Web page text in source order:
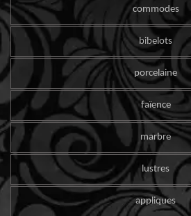
commodes
bibelots
porcelaine
faïence
marbre
lustres
appliques